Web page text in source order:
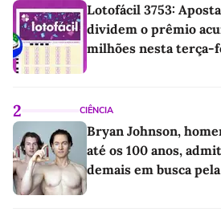
Lotofácil 3753:
dividem o prêmio
milhões nesta terça-
2 CIÊNCIA
Bryan Johnson,
até os 100 anos,
demais em busca